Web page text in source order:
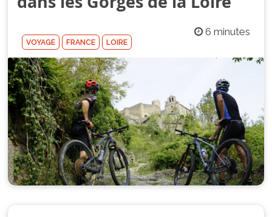
6 minutes
VOYAGE FRANCE LOIRE